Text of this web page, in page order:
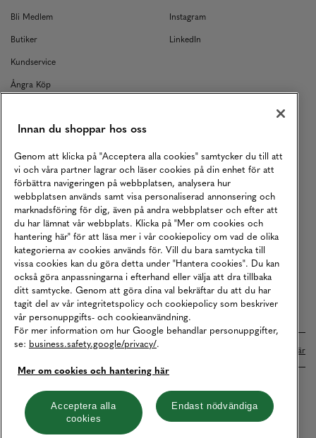
Bli Medlem
Butiker
Kundservice
Ångra Köp
Returer
Köpvillkor
Karriär
Vårt Ansvar
Våra Tjänster
Press
Studentrabatt
B2B
Tillgänglighetsredogörelse
Instagram
LinkedIn
Betalningar online sköts i samarbete med Klarna. Läs mer här
Cookies Integritetspolicy
Hantera cookies
Innan du shoppar hos oss
Genom att klicka på "Acceptera alla cookies" samtycker du till att
vi och våra partner lagrar och läser cookies på din enhet för att
förbättra navigeringen på webbplatsen, analysera hur
webbplatsen används samt visa personaliserad annonsering och
marknadsföring för dig, även på andra webbplatser och efter att
du har lämnat vår webbplats. Klicka på "Mer om cookies och
hantering här" för att läsa mer i vår cookiepolicy om vad de olika
kategorierna av cookies används för. Vill du bara samtycka till
vissa cookies kan du göra detta under "Hantera cookies". Du kan
också göra anpassningarna i efterhand eller välja att dra tillbaka
ditt samtycke. Genom att göra dina val bekräftar du att du har
tagit del av vår integritetspolicy och cookiepolicy som beskriver
vår personuppgifts- och cookieanvändning.
För mer information om hur Google behandlar personuppgifter,
se: business.safety.google/privacy/.
Mer om cookies och hantering här
Acceptera alla
cookies
Endast nödvändiga